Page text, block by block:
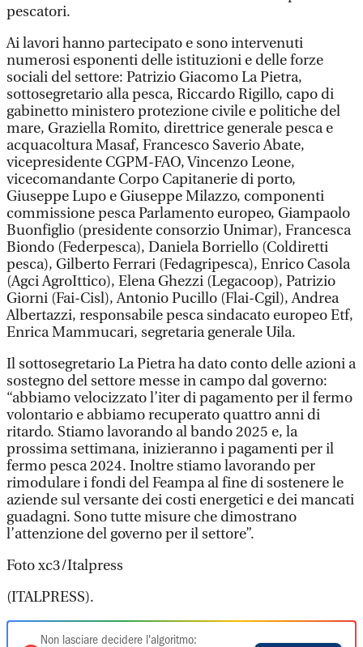
pescatori.
Ai lavori hanno partecipato e sono intervenuti
numerosi esponenti delle istituzioni e delle forze
sociali del settore: Patrizio Giacomo La Pietra,
sottosegretario alla pesca, Riccardo Rigillo, capo di
gabinetto ministero protezione civile e politiche del
mare, Graziella Romito, direttrice generale pesca e
acquacoltura Masaf, Francesco Saverio Abate,
vicepresidente CGPM-FAO, Vincenzo Leone,
vicecomandante Corpo Capitanerie di porto,
Giuseppe Lupo e Giuseppe Milazzo, componenti
commissione pesca Parlamento europeo, Giampaolo
Buonfiglio (presidente consorzio Unimar), Francesca
Biondo (Federpesca), Daniela Borriello (Coldiretti
pesca), Gilberto Ferrari (Fedagripesca), Enrico Casola
(Agci AgroIttico), Elena Ghezzi (Legacoop), Patrizio
Giorni (Fai-Cisl), Antonio Pucillo (Flai-Cgil), Andrea
Albertazzi, responsabile pesca sindacato europeo Etf,
Enrica Mammucari, segretaria generale Uila.
Il sottosegretario La Pietra ha dato conto delle azioni a
sostegno del settore messe in campo dal governo:
“abbiamo velocizzato l’iter di pagamento per il fermo
volontario e abbiamo recuperato quattro anni di
ritardo. Stiamo lavorando al bando 2025 e, la
prossima settimana, inizieranno i pagamenti per il
fermo pesca 2024. Inoltre stiamo lavorando per
rimodulare i fondi del Feampa al fine di sostenere le
aziende sul versante dei costi energetici e dei mancati
guadagni. Sono tutte misure che dimostrano
l’attenzione del governo per il settore”.
Foto xc3/Italpress
(ITALPRESS).
Non lasciare decidere l'algoritmo: